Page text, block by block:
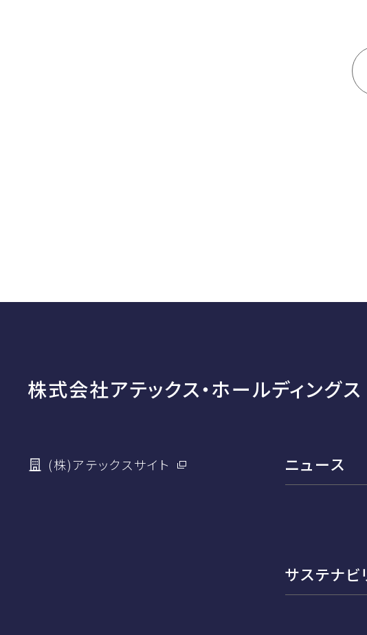
株式会社アテックス・ホールディングス
ニュース
サステナビ
(株)アテックスサイト